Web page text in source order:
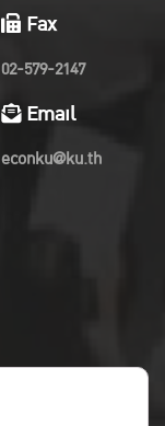
Fax
02-579-2147
Email
econku@ku.th